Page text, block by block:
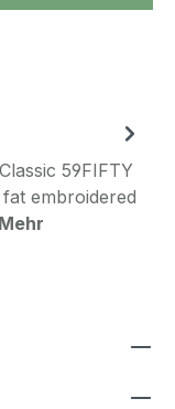
59FIFTY
embroidered
Mehr